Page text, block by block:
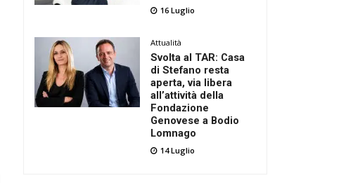
16 Luglio
Attualità
Svolta al TAR: Casa
di Stefano resta
aperta, via libera
all’attività della
Fondazione
Genovese a Bodio
Lomnago
14 Luglio